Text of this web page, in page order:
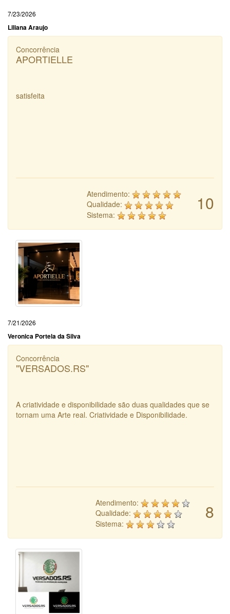
7/23/2026
Liliana Araujo
Concorrência
APORTIELLE
satisfeita
10
Atendimento:
Qualidade:
Sistema:
7/21/2026
Veronica Portela da Silva
Concorrência
"VERSADOS.RS"
A criatividade e disponibilidade são duas qualidades que se
tornam uma Arte real. Criatividade e Disponibilidade.
8
Atendimento:
Qualidade:
Sistema: